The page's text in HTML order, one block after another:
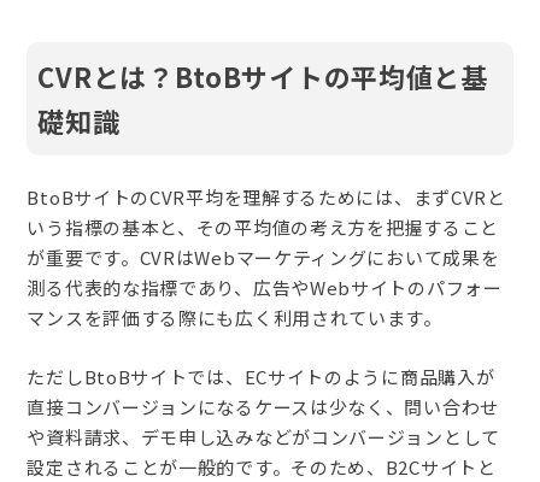
CVRとは？BtoBサイトの平均値と基
礎知識
BtoBサイトのCVR平均を理解するためには、まずCVRと
いう指標の基本と、その平均値の考え方を把握すること
が重要です。CVRはWebマーケティングにおいて成果を
測る代表的な指標であり、広告やWebサイトのパフォー
マンスを評価する際にも広く利用されています。
ただしBtoBサイトでは、ECサイトのように商品購入が
直接コンバージョンになるケースは少なく、問い合わせ
や資料請求、デモ申し込みなどがコンバージョンとして
設定されることが一般的です。そのため、B2Cサイトと